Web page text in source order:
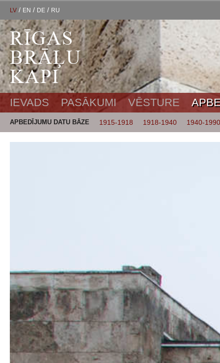
LV / EN / DE / RU
IEVADS PASĀKUMI VĒSTURE
APBEDĪJUMU DATU BĀZE 1915-1918 1918-1940 1940-1990